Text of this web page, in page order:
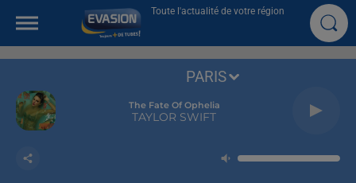
Toute l'actualité de votre région
The Fate Of Ophelia
TAYLOR SWIFT
PARIS